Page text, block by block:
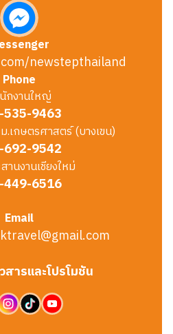
newstepthailand
Phone
กงานใหญ่
535-9463
.เกษตรศาสตร์ (บางเขน)
692-9542
านงานเชียงใหม่
449-6516
Email
ารและโปรโมชัน